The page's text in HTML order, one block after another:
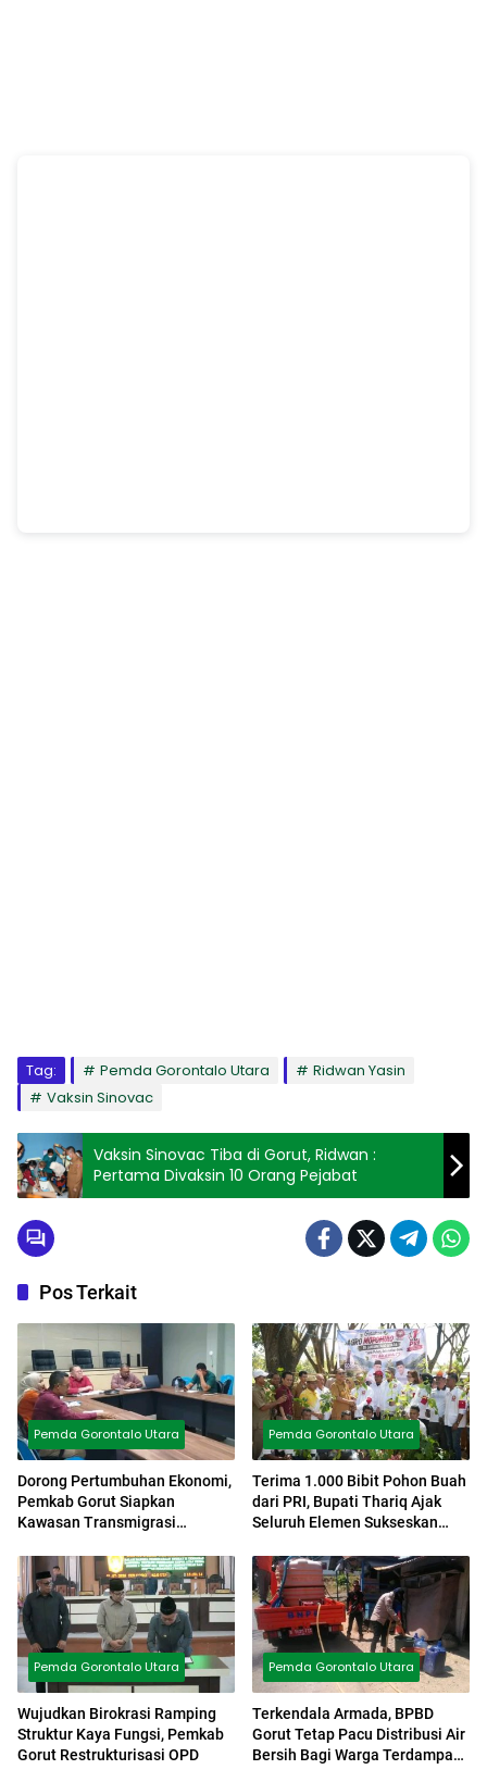
Tag: Pemda Gorontalo Utara
Ridwan Yasin
Vaksin Sinovac
Vaksin Sinovac Tiba di Gorut, Ridwan :
Pertama Divaksin 10 Orang Pejabat
Pos Terkait
Pemda Gorontalo Utara
Dorong Pertumbuhan Ekonomi,
Pemkab Gorut Siapkan
Kawasan Transmigrasi
Montong
Pemda Gorontalo Utara
Terima 1.000 Bibit Pohon Buah
dari PRI, Bupati Thariq Ajak
Seluruh Elemen Sukseskan
Pemda Gorontalo Utara
Wujudkan Birokrasi Ramping
Struktur Kaya Fungsi, Pemkab
Gorut Restrukturisasi OPD
Pemda Gorontalo Utara
Terkendala Armada, BPBD
Gorut Tetap Pacu Distribusi Air
Bersih Bagi Warga Terdampak